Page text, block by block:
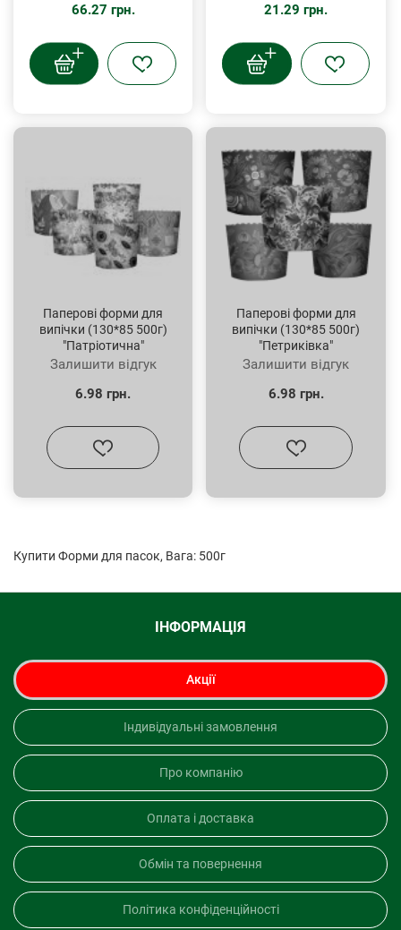
66.27 грн.
21.29 грн.
Паперові форми для
випічки (130*85 500г)
"Патріотична"
Залишити відгук
6.98 грн.
Паперові форми для
випічки (130*85 500г)
"Петриківка"
Залишити відгук
6.98 грн.
Купити Форми для пасок, Вага: 500г
ІНФОРМАЦІЯ
Акції
Індивідуальні замовлення
Про компанію
Оплата і доставка
Обмін та повернення
Політика конфіденційності